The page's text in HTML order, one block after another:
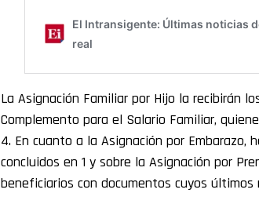
La Asignación Familiar por Hijo la recibirán
Complemento para el Salario Familiar,
4. En cuanto a la Asignación por Embarazo,
concluidos en 1 y sobre la Asignación por
beneficiarios con documentos cuyos últimos